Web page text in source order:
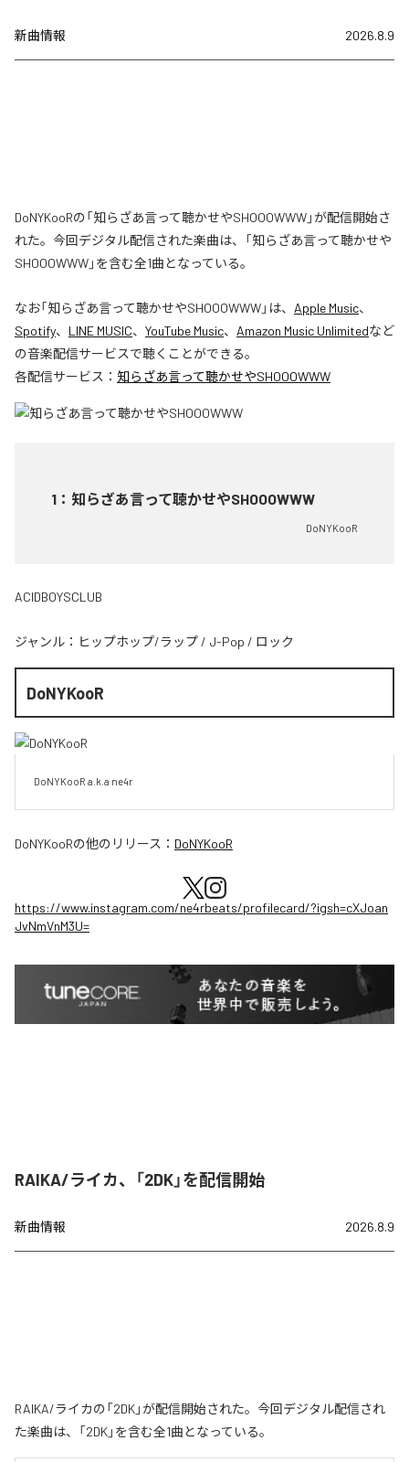
新曲情報 2026.8.9
DoNYKooRの「知らざあ言って聴かせやSHOOOWWW」が配信開始さ
れた。今回デジタル配信された楽曲は、「知らざあ言って聴かせや
SHOOOWWW」を含む全1曲となっている。
なお「知らざあ言って聴かせやSHOOOWWW」は、 Apple Music、
Spotify、 LINE MUSIC、 YouTube Music、 Amazon Music Unlimitedなど
の音楽配信サービスで聴くことができる。
各配信サービス： 知らざあ言って聴かせやSHOOOWWW
1 ： 知らざあ言って聴かせやSHOOOWWW
DoNYKooR
ACIDBOYSCLUB
ジャンル： ヒップホップ/ラップ / J-Pop / ロック
DoNYKooR
DoNYKooR a.k.a ne4r
DoNYKooRの他のリリース： DoNYKooR
https://www.instagram.com/ne4rbeats/profilecard/?igsh=cXJoan
JvNmVnM3U=
RAIKA/ライカ、「2DK」を配信開始
新曲情報 2026.8.9
RAIKA/ライカの「2DK」が配信開始された。今回デジタル配信され
た楽曲は、「2DK」を含む全1曲となっている。